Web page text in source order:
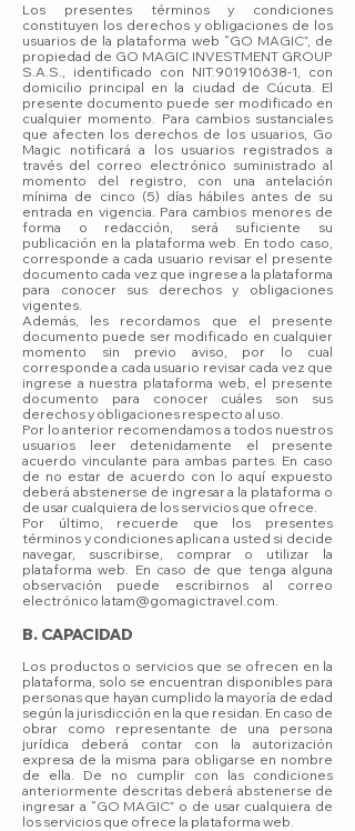
Los presentes términos y condiciones
constituyen los derechos y obligaciones de los
usuarios de la plataforma web “GO MAGIC”, de
propiedad de GO MAGIC INVESTMENT GROUP
S.A.S., identificado con NIT.901910638-1, con
domicilio principal en la ciudad de Cúcuta. El
presente documento puede ser modificado en
cualquier momento. Para cambios sustanciales
que afecten los derechos de los usuarios, Go
Magic notificará a los usuarios registrados a
través del correo electrónico suministrado al
momento del registro, con una antelación
mínima de cinco (5) días hábiles antes de su
entrada en vigencia. Para cambios menores de
forma o redacción, será suficiente su
publicación en la plataforma web. En todo caso,
corresponde a cada usuario revisar el presente
documento cada vez que ingrese a la plataforma
para conocer sus derechos y obligaciones
vigentes.
Además, les recordamos que el presente
documento puede ser modificado en cualquier
momento sin previo aviso, por lo cual
corresponde a cada usuario revisar cada vez que
ingrese a nuestra plataforma web, el presente
documento para conocer cuáles son sus
derechos y obligaciones respecto al uso.
Por lo anterior recomendamos a todos nuestros
usuarios leer detenidamente el presente
acuerdo vinculante para ambas partes. En caso
de no estar de acuerdo con lo aquí expuesto
deberá abstenerse de ingresar a la plataforma o
de usar cualquiera de los servicios que ofrece.
Por último, recuerde que los presentes
términos y condiciones aplican a usted si decide
navegar, suscribirse, comprar o utilizar la
plataforma web. En caso de que tenga alguna
observación puede escribirnos al correo
electrónico latam@gomagictravel.com.
B. CAPACIDAD
Los productos o servicios que se ofrecen en la
plataforma, solo se encuentran disponibles para
personas que hayan cumplido la mayoría de edad
según la jurisdicción en la que residan. En caso de
obrar como representante de una persona
jurídica deberá contar con la autorización
expresa de la misma para obligarse en nombre
de ella. De no cumplir con las condiciones
anteriormente descritas deberá abstenerse de
ingresar a “GO MAGIC” o de usar cualquiera de
los servicios que ofrece la plataforma web.